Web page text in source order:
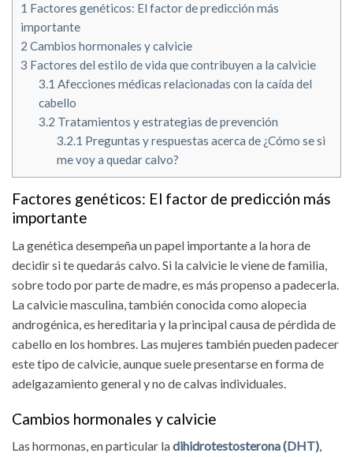
1 Factores genéticos: El factor de predicción más
importante
2 Cambios hormonales y calvicie
3 Factores del estilo de vida que contribuyen a la calvicie
3.1 Afecciones médicas relacionadas con la caída del
cabello
3.2 Tratamientos y estrategias de prevención
3.2.1 Preguntas y respuestas acerca de ¿Cómo se si
me voy a quedar calvo?
Factores genéticos: El factor de predicción más
importante
La genética desempeña un papel importante a la hora de
decidir si te quedarás calvo. Si la calvicie le viene de familia,
sobre todo por parte de madre, es más propenso a padecerla.
La calvicie masculina, también conocida como alopecia
androgénica, es hereditaria y la principal causa de pérdida de
cabello en los hombres. Las mujeres también pueden padecer
este tipo de calvicie, aunque suele presentarse en forma de
adelgazamiento general y no de calvas individuales.
Cambios hormonales y calvicie
Las hormonas, en particular ladihidrotestosterona (DHT),